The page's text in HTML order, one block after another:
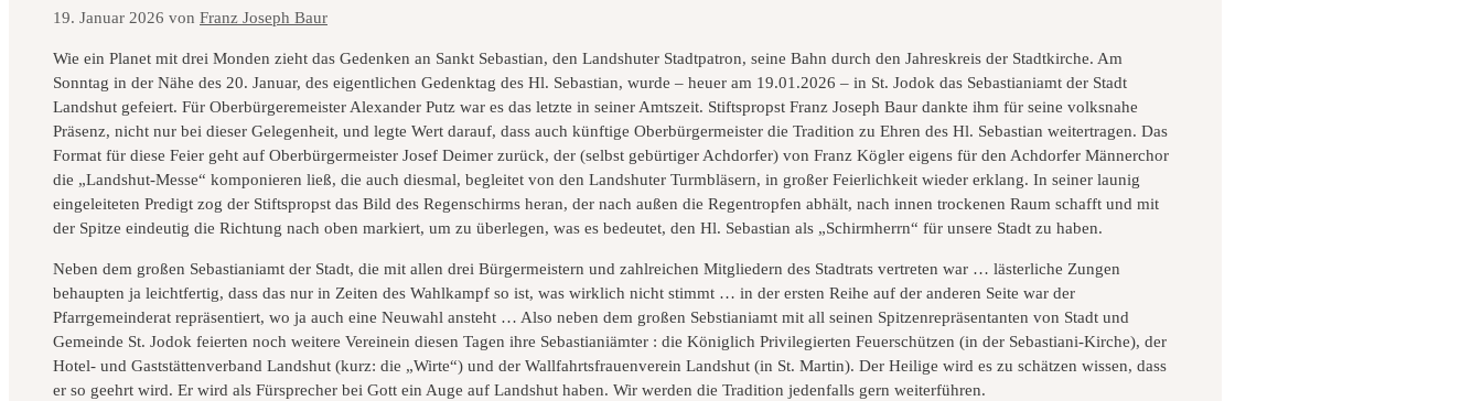
19. Januar 2026 von Franz Joseph Baur
Wie ein Planet mit drei Monden zieht das Gedenken an Sankt Sebastian, den Landshuter Stadtpatron, seine Bahn durch den Jahreskreis der Stadtkirche. Am
Sonntag in der Nähe des 20. Januar, des eigentlichen Gedenktag des Hl. Sebastian, wurde – heuer am 19.01.2026 – in St. Jodok das Sebastianiamt der Stadt
Landshut gefeiert. Für Oberbürgeremeister Alexander Putz war es das letzte in seiner Amtszeit. Stiftspropst Franz Joseph Baur dankte ihm für seine volksnahe
Präsenz, nicht nur bei dieser Gelegenheit, und legte Wert darauf, dass auch künftige Oberbürgermeister die Tradition zu Ehren des Hl. Sebastian weitertragen. Das
Format für diese Feier geht auf Oberbürgermeister Josef Deimer zurück, der (selbst gebürtiger Achdorfer) von Franz Kögler eigens für den Achdorfer Männerchor
die „Landshut-Messe“ komponieren ließ, die auch diesmal, begleitet von den Landshuter Turmbläsern, in großer Feierlichkeit wieder erklang. In seiner launig
eingeleiteten Predigt zog der Stiftspropst das Bild des Regenschirms heran, der nach außen die Regentropfen abhält, nach innen trockenen Raum schafft und mit
der Spitze eindeutig die Richtung nach oben markiert, um zu überlegen, was es bedeutet, den Hl. Sebastian als „Schirmherrn“ für unsere Stadt zu haben.
Neben dem großen Sebastianiamt der Stadt, die mit allen drei Bürgermeistern und zahlreichen Mitgliedern des Stadtrats vertreten war … lästerliche Zungen
behaupten ja leichtfertig, dass das nur in Zeiten des Wahlkampf so ist, was wirklich nicht stimmt … in der ersten Reihe auf der anderen Seite war der
Pfarrgemeinderat repräsentiert, wo ja auch eine Neuwahl ansteht … Also neben dem großen Sebstianiamt mit all seinen Spitzenrepräsentanten von Stadt und
Gemeinde St. Jodok feierten noch weitere Vereinein diesen Tagen ihre Sebastianiämter : die Königlich Privilegierten Feuerschützen (in der Sebastiani-Kirche), der
Hotel- und Gaststättenverband Landshut (kurz: die „Wirte“) und der Wallfahrtsfrauenverein Landshut (in St. Martin). Der Heilige wird es zu schätzen wissen, dass
er so geehrt wird. Er wird als Fürsprecher bei Gott ein Auge auf Landshut haben. Wir werden die Tradition jedenfalls gern weiterführen.